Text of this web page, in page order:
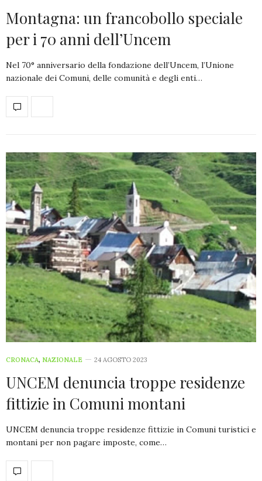
Montagna: un francobollo speciale
per i 70 anni dell’Uncem
Nel 70° anniversario della fondazione dell’Uncem, l’Unione
nazionale dei Comuni, delle comunità e degli enti…
CRONACA, NAZIONALE 24 AGOSTO 2023
UNCEM denuncia troppe residenze
fittizie in Comuni montani
UNCEM denuncia troppe residenze fittizie in Comuni turistici e
montani per non pagare imposte, come…